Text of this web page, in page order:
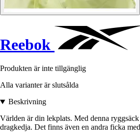
Reebok
Produkten är inte tillgänglig
Alla varianter är slutsålda
Beskrivning
Världen är din lekplats. Med denna
dragkedja. Det finns även en andra ficka